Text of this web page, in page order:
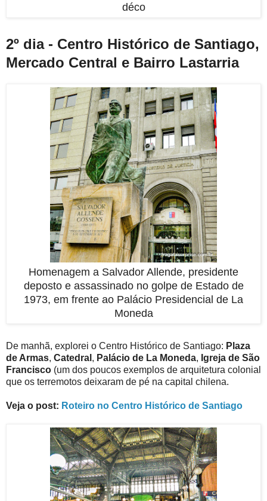
déco
2º dia - Centro Histórico de Santiago,
Mercado Central e Bairro Lastarria
Homenagem a Salvador Allende, presidente
deposto e assassinado no golpe de Estado de
1973, em frente ao Palácio Presidencial de La
Moneda
De manhã, explorei o Centro Histórico de Santiago: Plaza
de Armas, Catedral , Palácio de La Moneda, Igreja de São
Francisco (um dos poucos exemplos de arquitetura colonial
que os terremotos deixaram de pé na capital chilena.
Veja o post: Roteiro no Centro Histórico de Santiago